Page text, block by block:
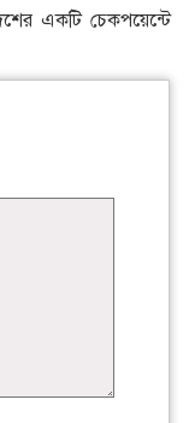
একটি চেকপয়েন্টে